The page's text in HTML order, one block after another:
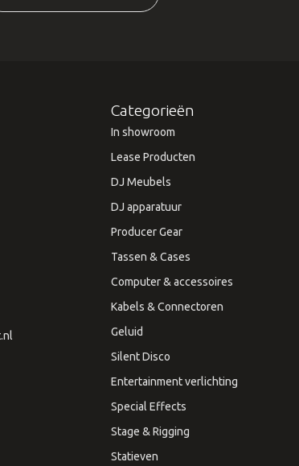
Categorieën
In showroom
Lease Producten
DJ Meubels
DJ apparatuur
Producer Gear
Tassen & Cases
Computer & accessoires
Kabels & Connectoren
Geluid
Silent Disco
Entertainment verlichting
Special Effects
Stage & Rigging
Statieven